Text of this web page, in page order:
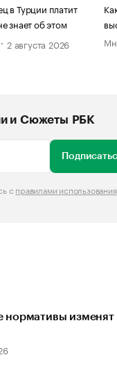
в Турции платит
знает об этом
2 августа 2026
и Сюжеты РБК
с правилами использования
нормативы